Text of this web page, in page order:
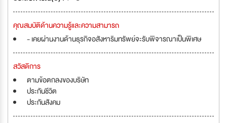
คุณสมบัติด้านความรู้และความสามารถ
- เคยผ่านงานด้านธุรกิจอสังหาริมทรัพย์จะรับพิจารณาเป็นพิเศษ
สวัสดิการ
ตามข้อตกลงของบริษัท
ประกันชีวิต
ประกันสังคม